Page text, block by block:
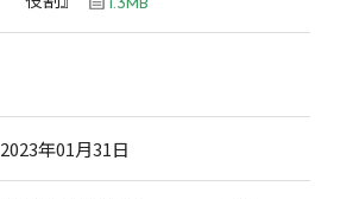
2023年01月31日